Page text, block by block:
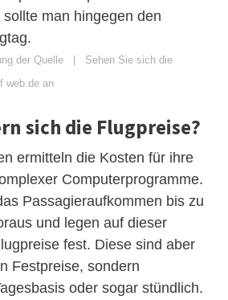
man hingegen den
der Quelle | Sehen Sie sich die
web.de an
sich die Flugpreise?
ermitteln die Kosten für ihre
Computerprogramme.
Passagieraufkommen bis zu
und legen auf dieser
fest. Diese sind aber
Festpreise, sondern
oder sogar stündlich.